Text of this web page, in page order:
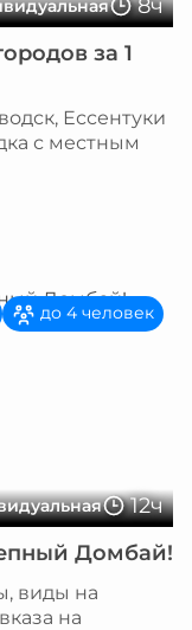
8ч
за 1
Ессентуки
с местным
12ч
до 4 человек
Домбай!
виды на
на